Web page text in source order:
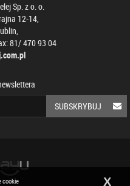
Sp. z o. o.
12-14,
81/ 470 93 04
SUBSKRYBUJ
cookie X